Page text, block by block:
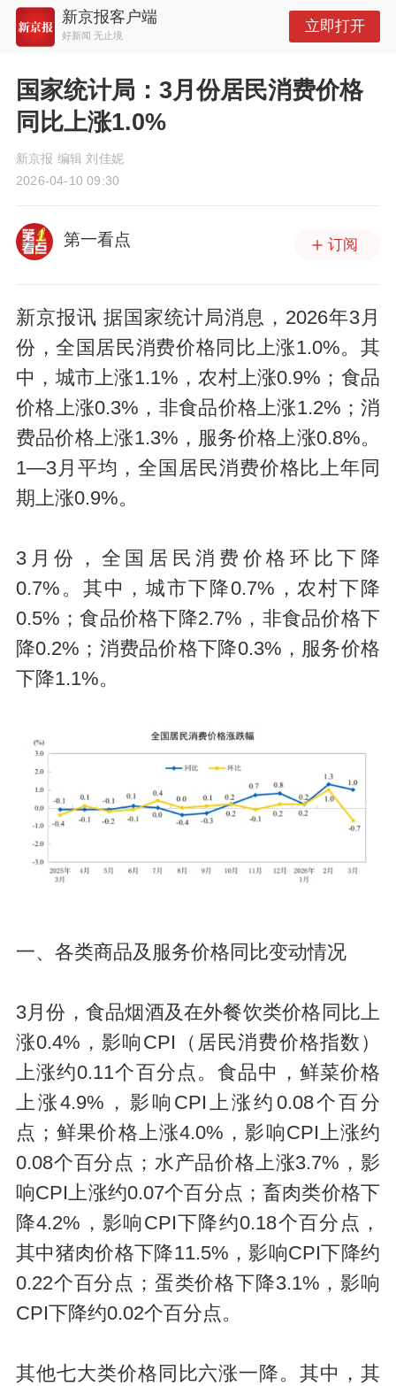
新京报客户端
好新闻 无止境
立即打开
国家统计局：3月份居民消费价格
同比上涨1.0%
新京报 编辑 刘佳妮
2026-04-10 09:30
第一看点 订阅
新京报讯 据国家统计局消息，2026年3月
份，全国居民消费价格同比上涨1.0%。其
中，城市上涨1.1%，农村上涨0.9%；食品
价格上涨0.3%，非食品价格上涨1.2%；消
费品价格上涨1.3%，服务价格上涨0.8%。
1—3月平均，全国居民消费价格比上年同
期上涨0.9%。
3月份，全国居民消费价格环比下降
0.7%。其中，城市下降0.7%，农村下降
0.5%；食品价格下降2.7%，非食品价格下
降0.2%；消费品价格下降0.3%，服务价格
下降1.1%。
一、各类商品及服务价格同比变动情况
3月份，食品烟酒及在外餐饮类价格同比上
涨0.4%，影响CPI（居民消费价格指数）
上涨约0.11个百分点。食品中，鲜菜价格
上涨4.9%，影响CPI上涨约0.08个百分
点；鲜果价格上涨4.0%，影响CPI上涨约
0.08个百分点；水产品价格上涨3.7%，影
响CPI上涨约0.07个百分点；畜肉类价格下
降4.2%，影响CPI下降约0.18个百分点，
其中猪肉价格下降11.5%，影响CPI下降约
0.22个百分点；蛋类价格下降3.1%，影响
CPI下降约0.02个百分点。
其他七大类价格同比六涨一降。其中，其